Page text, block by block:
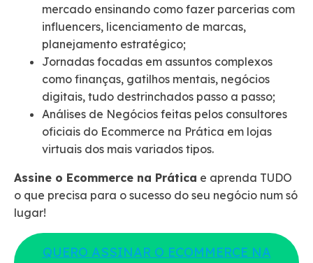
mercado ensinando como fazer parcerias com
influencers, licenciamento de marcas,
planejamento estratégico;
Jornadas focadas em assuntos complexos
como finanças, gatilhos mentais, negócios
digitais, tudo destrinchados passo a passo;
Análises de Negócios feitas pelos consultores
oficiais do Ecommerce na Prática em lojas
virtuais dos mais variados tipos.
Assine o Ecommerce na Prática e aprenda TUDO
o que precisa para o sucesso do seu negócio num só
lugar!
QUERO ASSINAR O ECOMMERCE NA